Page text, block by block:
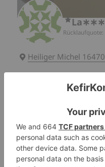
Rücklaufquote:
Heiliger Michel
Sprachen
Französisch
Fruchtkefirkörner
Freigabemodi
Manuelle Zustellung